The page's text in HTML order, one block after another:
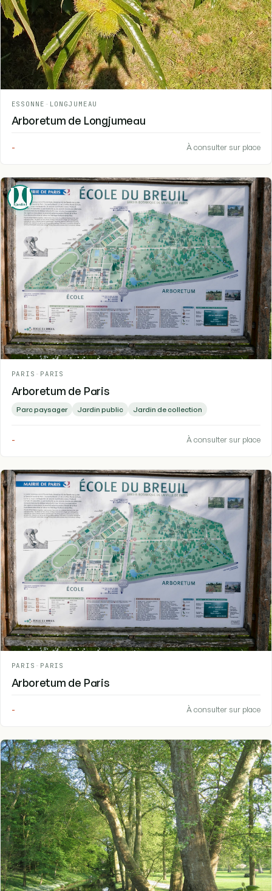
ESSONNE - LONGJUMEAU
Arboretum de Longjumeau
- À consulter sur place
PARIS - PARIS
Arboretum de Paris
Parc paysager Jardin public Jardin de collection
- À consulter sur place
PARIS - PARIS
Arboretum de Paris
- À consulter sur place